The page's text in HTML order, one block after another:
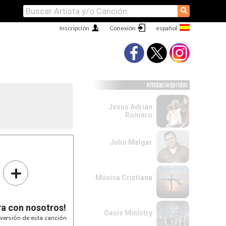
⚲
Conexión
Inscripción
+
con nosotros!
de esta canción
Artistas Sugeridos
Jesús Adrián
Romero
Julio Melgar
Música Cristiana
Oasis Ministry